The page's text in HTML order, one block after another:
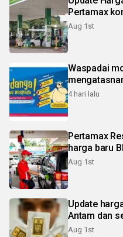
Pertamax
Aug 1st
Waspadai
4 hari lalu
Pertamax
harga baru
Aug 1st
Update
Antam dan
Aug 1st